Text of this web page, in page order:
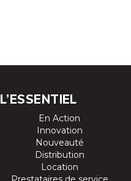
L’ESSENTIEL
En Action
Innovation
Nouveauté
Distribution
Location